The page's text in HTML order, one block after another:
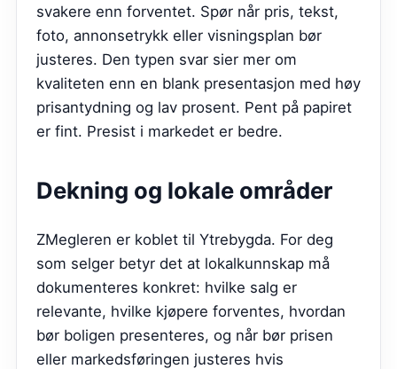
svakere enn forventet. Spør når pris, tekst,
foto, annonsetrykk eller visningsplan bør
justeres. Den typen svar sier mer om
kvaliteten enn en blank presentasjon med høy
prisantydning og lav prosent. Pent på papiret
er fint. Presist i markedet er bedre.
Dekning og lokale områder
ZMegleren er koblet til Ytrebygda. For deg
som selger betyr det at lokalkunnskap må
dokumenteres konkret: hvilke salg er
relevante, hvilke kjøpere forventes, hvordan
bør boligen presenteres, og når bør prisen
eller markedsføringen justeres hvis